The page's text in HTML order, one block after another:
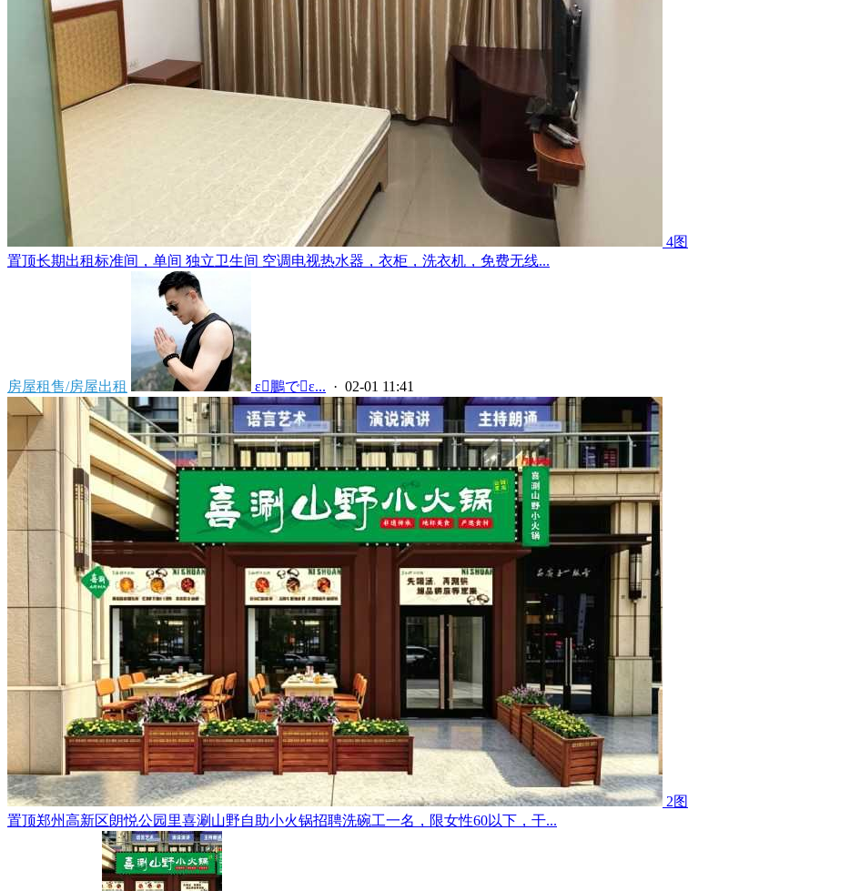
4图
置顶长期出租标准间，单间 独立卫生间 空调电视热水器，衣柜，洗衣机，免费无线...
房屋租售/房屋出租  ε鵬でε... · 02-01 11:41
2图
置顶郑州高新区朗悦公园里喜涮山野自助小火锅招聘洗碗工一名，限女性60以下，干...